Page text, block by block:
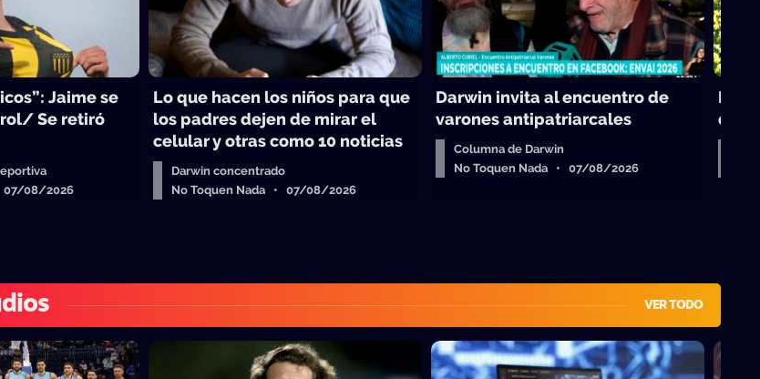
Jaime se
Se retiró
07/08/2026
Lo que hacen los niños para que
los padres dejen de mirar el
celular y otras como 10 noticias
Darwin concentrado
No Toquen Nada • 07/08/2026
Darwin invita al encuentro de
varones antipatriarcales
Columna de Darwin
No Toquen Nada • 07/08/2026
de
VER TODO